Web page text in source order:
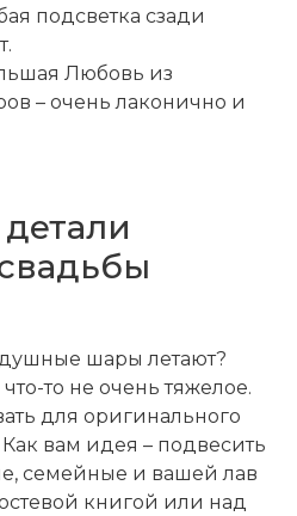
подсветка сзади
Любовь из
– очень лаконично и
шары летают?
то не очень тяжелое.
для оригинального
вам идея – подвесить
семейные и вашей лав
книгой или над